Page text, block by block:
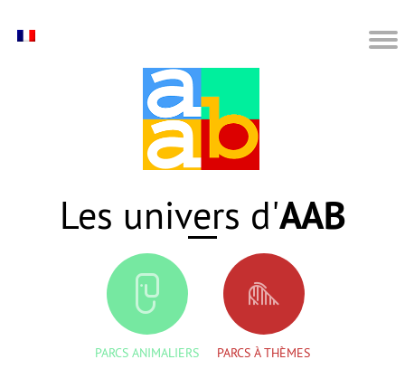
Les univers d'AAB
PARCS ANIMALIERS PARCS À THÈMES